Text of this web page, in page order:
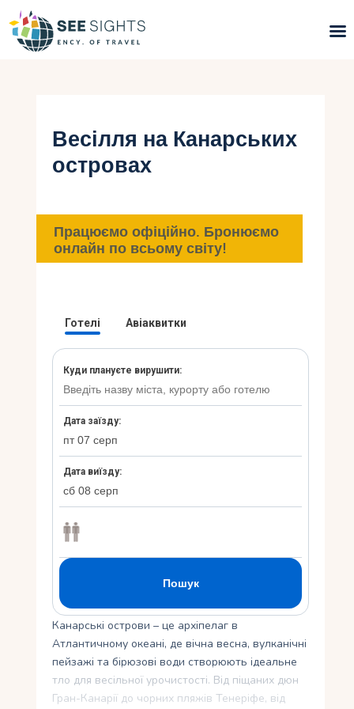
Гарячі тури
Типи Турів
Інфо
Контакти
Весілля на Канарських
островах
Працюємо офіційно. Бронюємо
онлайн по всьому світу!
Канарські острови – це архіпелаг в
Атлантичному океані, де вічна весна, вулканічні
пейзажі та бірюзові води створюють ідеальне
тло для весільної урочистості. Від піщаних дюн
Гран-Канарії до чорних пляжів Тенеріфе, від